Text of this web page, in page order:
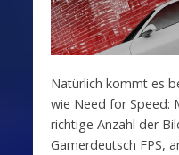
Natürlich kommt es
wie Need for Speed:
richtige Anzahl der
Gamerdeutsch FPS,